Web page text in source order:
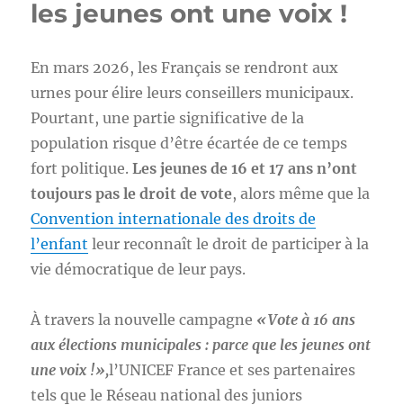
les jeunes ont une voix !
En mars 2026, les Français se rendront aux
urnes pour élire leurs conseillers municipaux.
Pourtant, une partie significative de la
population risque d’être écartée de ce temps
fort politique.Les jeunes de 16 et 17 ans n’ont
toujours pas le droit de vote, alors même que la
Convention internationale des droits de
l’enfant leur reconnaît le droit de participer à la
vie démocratique de leur pays.
À travers la nouvelle campagne « Vote à 16 ans
aux élections municipales : parce que les jeunes ont
une voix !»,l’UNICEF France et ses partenaires
tels que le Réseau national des juniors